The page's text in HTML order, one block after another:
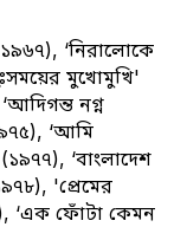
‘নিরালোকে
মুখোমুখি'
নগ্ন
‘আমি
‘বাংলাদেশ
'প্রেমের
‘এক ফোঁটা কেমন